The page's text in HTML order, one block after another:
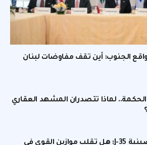
الجنوب: أين تقف مفاوضات لبنان
لماذا تتصدران المشهد العقاري
المقاتلة الشبحية الصينية J-35: هل تقلب موازين القوى في